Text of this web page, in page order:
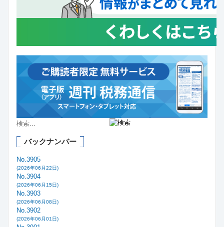
バックナンバー
No.3905
(2026年06月22日)
No.3904
(2026年06月15日)
No.3903
(2026年06月08日)
No.3902
(2026年06月01日)